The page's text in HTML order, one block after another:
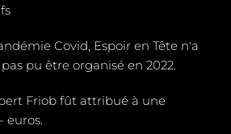
Covid, Espoir en Tête n'a
pu être organisé en 2022.
Friob fût attribué à une
euros.